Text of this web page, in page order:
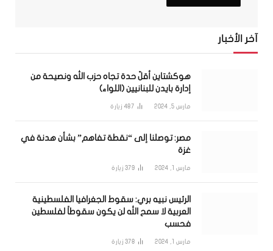
آخر الأخبار
هوكشتاين أقلّ حدة تجاه حزب الله ونصيحة من
إدارة بايدن للبنانيين (اللواء)
مارس 5, 2024 487 زيارة
مصر: توصلنا إلى “نقطة تفاهم” بشأن هدنة في
غزة
مارس 1, 2024 379 زيارة
الرئيس نبيه بري: سقوط الجغرافيا الفلسطينية
العربية لا سمح الله لن يكون سقوطاً لفلسطين
فحسب
مارس 1, 2024 378 زيارة